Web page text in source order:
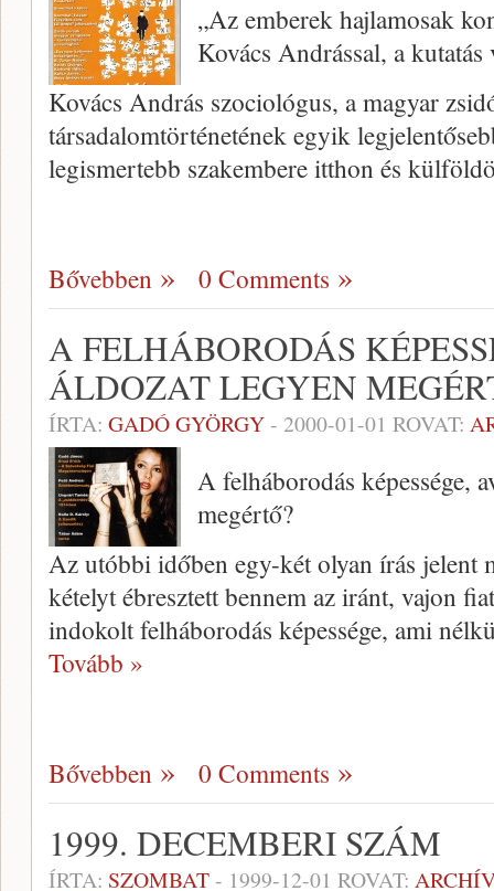
„Az emberek hajlamosak
Kovács Andrással, a kutatás
Kovács András szociológus, a magyar
társadalomtörténe­tének egyik
legismertebb szakembere itthon és
Bővebben 0 Comments
A FELHÁBORODÁS
ÁLDOZAT LEGYEN
ÍRTA: GADÓ GYÖRGY- 2000-01-01 ROVAT:
A felháborodás képessége,
megértő?
Az utóbbi időben egy-két olyan írás je­lent
kételyt éb­resztett bennem az iránt, vajon
indokolt felháboro­dás képessége, ami
Tovább »
Bővebben 0 Comments
1999. DECEMBERI SZÁM
ÍRTA: SZOMBAT- 1999-12-01 ROVAT: